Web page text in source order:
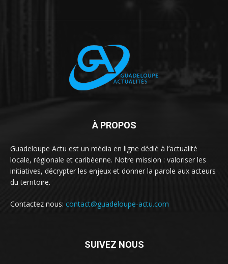
À PROPOS
Guadeloupe Actu est un média en ligne dédié à l’actualité
locale, régionale et caribéenne. Notre mission : valoriser les
initiatives, décrypter les enjeux et donner la parole aux acteurs
du territoire.
Contactez nous: contact@guadeloupe-actu.com
SUIVEZ NOUS